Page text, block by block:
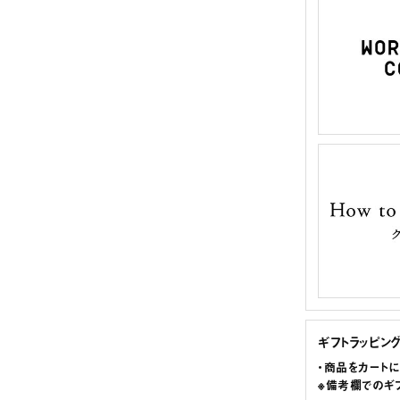
ギフトラッピン
・商品をカート
※備考欄でのギ